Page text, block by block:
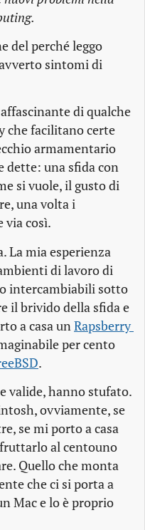
del perché leggo
sintomi di
di qualche
che facilitano certe
armamentario
dette: una sfida con
si vuole, il gusto di
una volta i
via così.
La mia esperienza
di lavoro di
intercambiabili sotto
il brivido della sfida e
a casa un Rapsberry
per cento
.
valide, hanno stufato.
ovviamente, se
se mi porto a casa
al centouno
Quello che monta
che ci si porta a
Mac e lo è proprio